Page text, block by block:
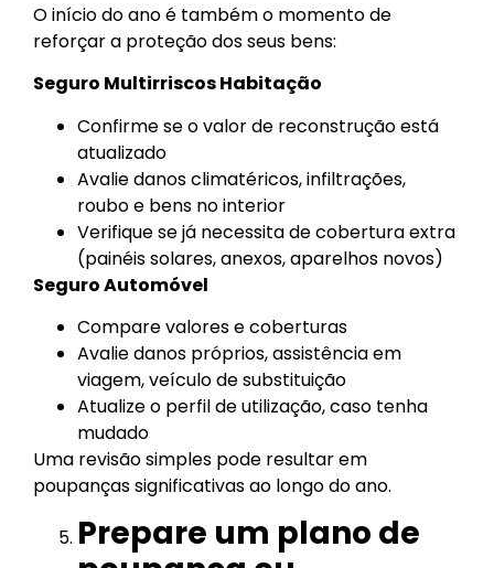
O início do ano é também o momento de
reforçar a proteção dos seus bens:
Seguro Multirriscos Habitação
Confirme se o valor de reconstrução está
atualizado
Avalie danos climatéricos, infiltrações,
roubo e bens no interior
Verifique se já necessita de cobertura extra
(painéis solares, anexos, aparelhos novos)
Seguro Automóvel
Compare valores e coberturas
Avalie danos próprios, assistência em
viagem, veículo de substituição
Atualize o perfil de utilização, caso tenha
mudado
Uma revisão simples pode resultar em
poupanças significativas ao longo do ano.
Prepare um plano de